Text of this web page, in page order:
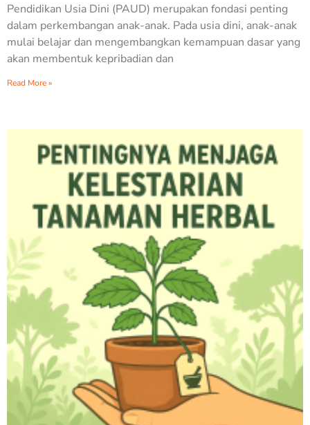
Pendidikan Usia Dini (PAUD) merupakan fondasi penting
dalam perkembangan anak-anak. Pada usia dini, anak-anak
mulai belajar dan mengembangkan kemampuan dasar yang
akan membentuk kepribadian dan
Read More »